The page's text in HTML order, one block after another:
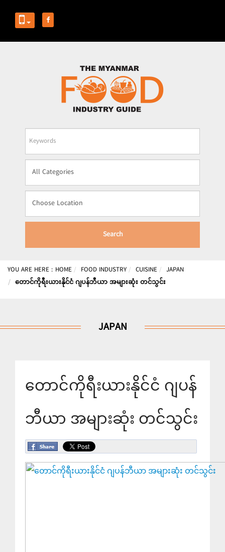
Business
Name
Search
YOU ARE HERE : HOME FOOD INDUSTRY CUISINE
JAPAN
တောင်ကိုရီးယားနိုင်ငံ ဂျပန်ဘီယာ အများဆုံး တင်သွင်း
JAPAN
တောင်ကိုရီးယားနိုင်ငံ ဂျပန်
ဘီယာ အများဆုံး တင်သွင်း